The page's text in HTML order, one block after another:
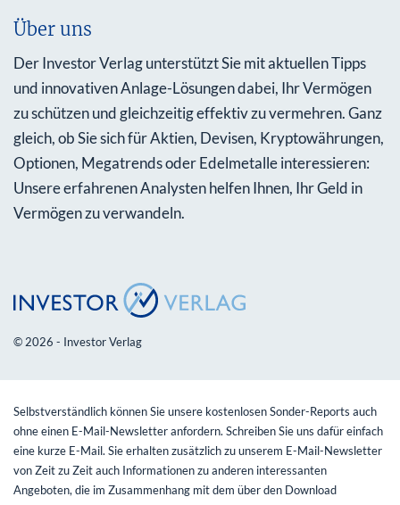
Über uns
Der Investor Verlag unterstützt Sie mit aktuellen Tipps
und innovativen Anlage-Lösungen dabei, Ihr Vermögen
zu schützen und gleichzeitig effektiv zu vermehren. Ganz
gleich, ob Sie sich für Aktien, Devisen, Kryptowährungen,
Optionen, Megatrends oder Edelmetalle interessieren:
Unsere erfahrenen Analysten helfen Ihnen, Ihr Geld in
Vermögen zu verwandeln.
© 2026 - Investor Verlag
Selbstverständlich können Sie unsere kostenlosen Sonder-Reports auch
ohne einen E-Mail-Newsletter anfordern. Schreiben Sie uns dafür einfach
eine kurze E-Mail. Sie erhalten zusätzlich zu unserem E-Mail-Newsletter
von Zeit zu Zeit auch Informationen zu anderen interessanten
Angeboten, die im Zusammenhang mit dem über den Download